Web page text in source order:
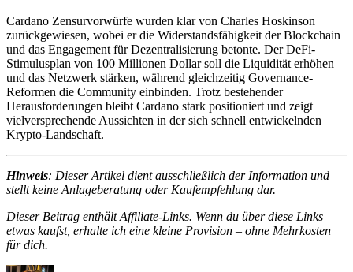
Cardano Zensurvorwürfe wurden klar von Charles Hoskinson
zurückgewiesen, wobei er die Widerstandsfähigkeit der Blockchain
und das Engagement für Dezentralisierung betonte. Der DeFi-
Stimulusplan von 100 Millionen Dollar soll die Liquidität erhöhen
und das Netzwerk stärken, während gleichzeitig Governance-
Reformen die Community einbinden. Trotz bestehender
Herausforderungen bleibt Cardano stark positioniert und zeigt
vielversprechende Aussichten in der sich schnell entwickelnden
Krypto-Landschaft.
Hinweis: Dieser Artikel dient ausschließlich der Information und
stellt keine Anlageberatung oder Kaufempfehlung dar.
Dieser Beitrag enthält Affiliate-Links. Wenn du über diese Links
etwas kaufst, erhalte ich eine kleine Provision – ohne Mehrkosten
für dich.